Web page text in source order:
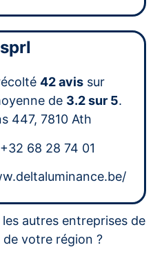
42 avis sur
de 3.2 sur 5.
447, 7810 Ath
68 28 74 01
autres entreprises de
de votre région ?